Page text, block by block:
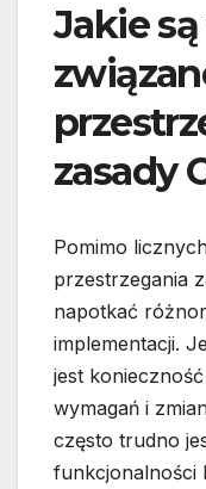
Jakie
zasady
Pomimo
przestrzegania
napotkać
implementacji.
jest
wymagań i
często trudno
funkcjonalności